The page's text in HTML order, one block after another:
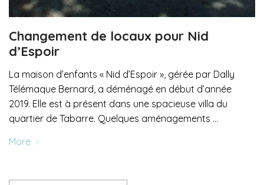
Changement de locaux pour Nid
d’Espoir
La maison d’enfants « Nid d’Espoir », gérée par Dally
Télémaque Bernard, a déménagé en début d’année
2019. Elle est à présent dans une spacieuse villa du
quartier de Tabarre. Quelques aménagements …
More